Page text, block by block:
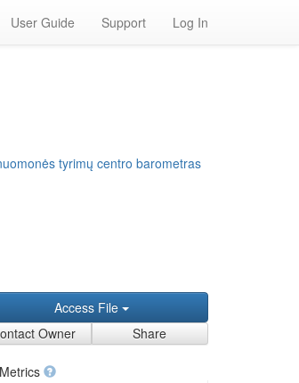
User Guide Support Log In
tyrimų centro barometras
Access File
Owner
Share